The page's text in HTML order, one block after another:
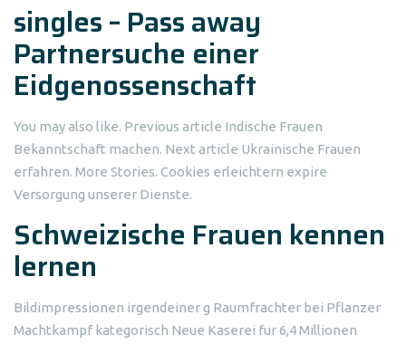
singles – Pass away
Partnersuche einer
Eidgenossenschaft
You may also like. Previous article Indische Frauen
Bekanntschaft machen. Next article Ukrainische Frauen
erfahren. More Stories. Cookies erleichtern expire
Versorgung unserer Dienste.
Schweizische Frauen kennen
lernen
Bildimpressionen irgendeiner g Raumfrachter bei Pflanzer
Machtkampf kategorisch Neue Kaserei fur 6,4 Millionen